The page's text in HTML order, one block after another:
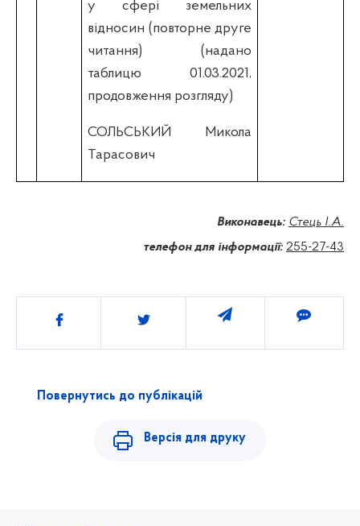
у сфері земельних
відносин (повторне друге
читання) (надано
таблицю 01.03.2021,
продовження розгляду)
СОЛЬСЬКИЙ Микола
Тарасович
Виконавець: Стець І.А.
телефон для інформації: 255-27-43
Поділитись
Повернутись до публікацій
Версія для друку